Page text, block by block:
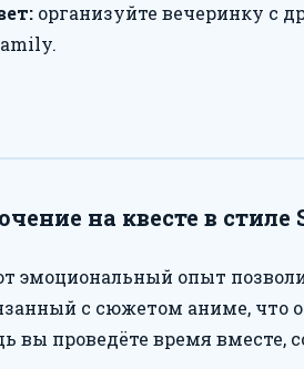
организуйте вечеринку с
на квесте в
эмоциональный опыт
с сюжетом аниме, что
вы проведёте время вместе,